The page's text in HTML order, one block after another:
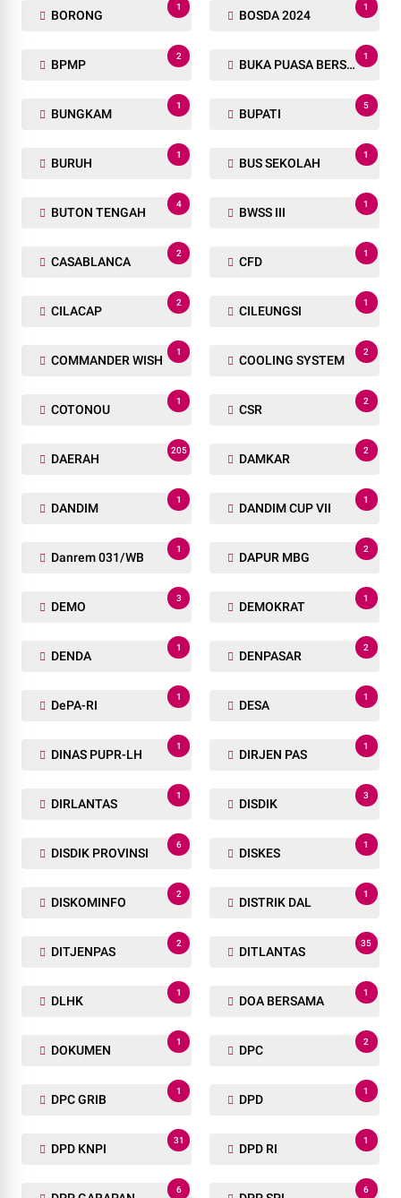
BORONG
1
BOSDA 2024
1
BPMP
2
BUKA PUASA BERSAMA
1
BUNGKAM
1
BUPATI
5
BURUH
1
BUS SEKOLAH
1
BUTON TENGAH
4
BWSS III
1
CASABLANCA
2
CFD
1
CILACAP
2
CILEUNGSI
1
COMMANDER WISH
1
COOLING SYSTEM
2
COTONOU
1
CSR
2
DAERAH
205
DAMKAR
2
DANDIM
1
DANDIM CUP VII
1
Danrem 031/WB
1
DAPUR MBG
2
DEMO
3
DEMOKRAT
1
DENDA
1
DENPASAR
2
DePA-RI
1
DESA
1
DINAS PUPR-LH
1
DIRJEN PAS
1
DIRLANTAS
1
DISDIK
3
DISDIK PROVINSI
6
DISKES
1
DISKOMINFO
2
DISTRIK DAL
1
DITJENPAS
2
DITLANTAS
35
DLHK
1
DOA BERSAMA
1
DOKUMEN
1
DPC
2
DPC GRIB
1
DPD
1
DPD KNPI
31
DPD RI
1
6 6